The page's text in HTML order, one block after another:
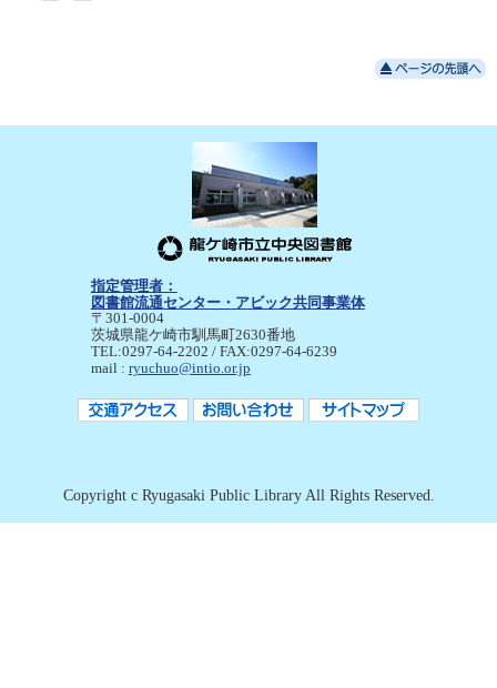
指定管理者：
図書館流通センター・アビック共同事業体
〒301-0004
茨城県龍ケ崎市馴馬町2630番地
TEL:0297-64-2202 / FAX:0297-64-6239
mail : ryuchuo@intio.or.jp
Copyright c Ryugasaki Public Library All Rights Reserved.